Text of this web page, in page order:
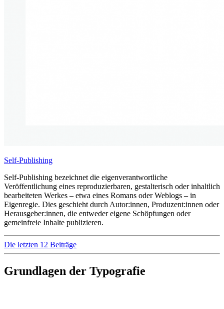
Self-Publishing
Self-Publishing bezeichnet die eigenverantwortliche
Veröffentlichung eines reproduzierbaren, gestalterisch oder inhaltlich
bearbeiteten Werkes – etwa eines Romans oder Weblogs – in
Eigenregie. Dies geschieht durch Autor:innen, Produzent:innen oder
Herausgeber:innen, die entweder eigene Schöpfungen oder
gemeinfreie Inhalte publizieren.
Die letzten 12 Beiträge
Grundlagen der Typografie